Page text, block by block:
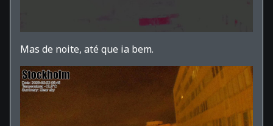
Mas de noite, até que ia bem.